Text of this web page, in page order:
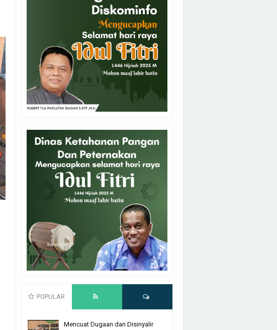
POPULAR
Mencuat Dugaan dan Disinyalir